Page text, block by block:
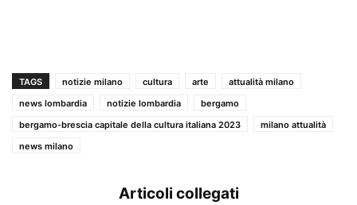
TAGS notizie milano cultura arte
attualità milano
news lombardia
notizie lombardia
bergamo
bergamo-brescia capitale della cultura italiana 2023
milano attualità
news milano
Articoli collegati